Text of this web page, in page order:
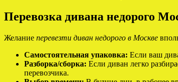
Перевозка дивана недорого
Желание перевезти диван недорого в Москве
Самостоятельная упаковка: Если ваш
Разборка/сборка: Если диван легко
перевозчика.